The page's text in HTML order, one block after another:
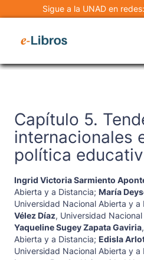
Sigue a la UNAD en redes:
Capítulo 5.
internacionales
política
Ingrid Victoria Sarmiento
Abierta y a Distancia; María
Universidad Nacional Abierta y a
Vélez Díaz, Universidad
Yaqueline Sugey Zapata Gaviria,
Abierta y a Distancia; Edisla
Universidad Nacional Abierta y a